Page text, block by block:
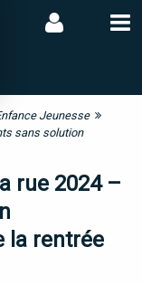
Jeunesse
sans solution
rue 2024 –
la rentrée